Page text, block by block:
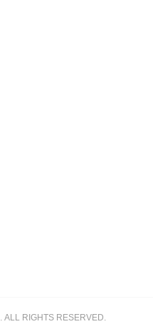
. ALL RIGHTS RESERVED.